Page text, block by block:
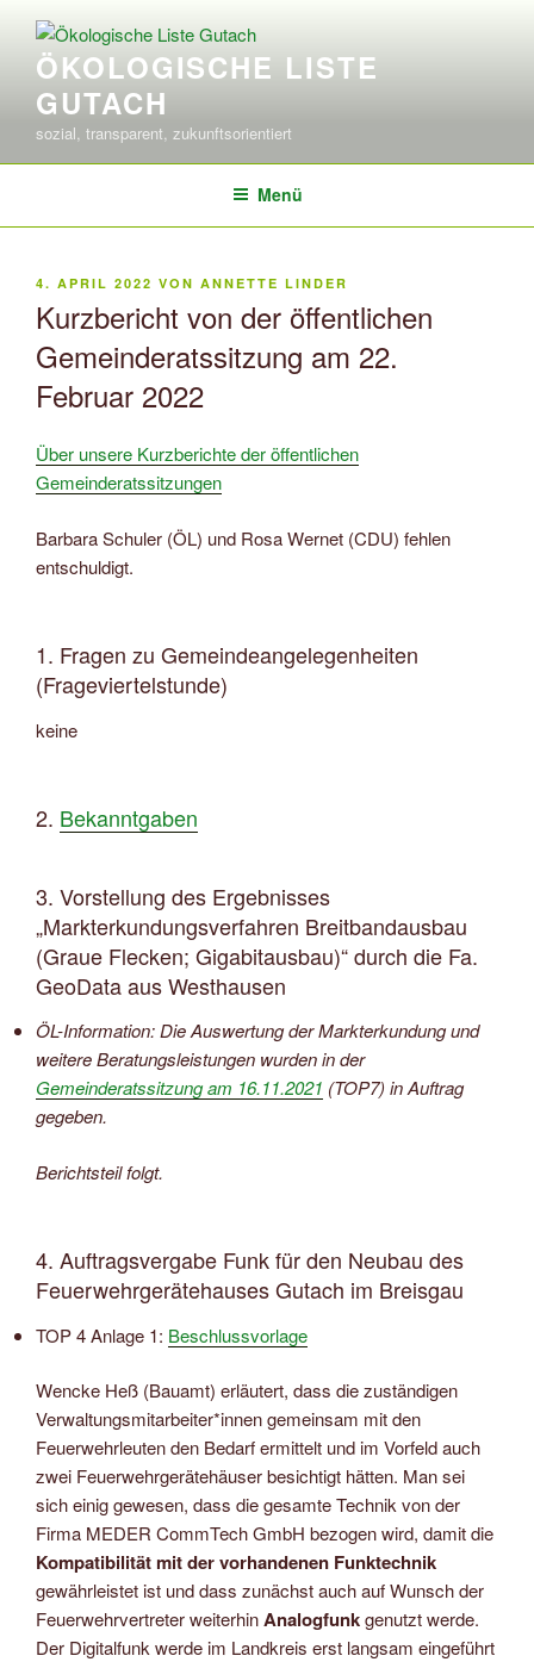
Inhalt
springenÖKOLOGISCHE LISTE
GUTACH
sozial, transparent, zukunftsorientiert
Menü
VERÖFFENTLICHT
4. APRIL 2022 VON ANNETTE LINDER
Kurzbericht von der öffentlichen
Gemeinderatssitzung am 22.
Februar 2022
Über unsere Kurzberichte der öffentlichen
Gemeinderatssitzungen
Barbara Schuler (ÖL) und Rosa Wernet (CDU) fehlen
entschuldigt.
1. Fragen zu Gemeindeangelegenheiten
(Frageviertelstunde)
keine
2. Bekanntgaben
3. Vorstellung des Ergebnisses
„Markterkundungsverfahren Breitbandausbau
(Graue Flecken; Gigabitausbau)“ durch die Fa.
GeoData aus Westhausen
ÖL-Information: Die Auswertung der Markterkundung und
weitere Beratungsleistungen wurden in der
Gemeinderatssitzung am 16.11.2021 (TOP7) in Auftrag
gegeben.
Berichtsteil folgt.
4. Auftragsvergabe Funk für den Neubau des
Feuerwehrgerätehauses Gutach im Breisgau
TOP 4 Anlage 1: Beschlussvorlage
Wencke Heß (Bauamt) erläutert, dass die zuständigen
Verwaltungsmitarbeiter*innen gemeinsam mit den
Feuerwehrleuten den Bedarf ermittelt und im Vorfeld auch
zwei Feuerwehrgerätehäuser besichtigt hätten. Man sei
sich einig gewesen, dass die gesamte Technik von der
Firma MEDER CommTech GmbH bezogen wird, damit die
Kompatibilitätmit der vorhandenen Funktechnik
gewährleistet ist und dass zunächst auch auf Wunsch der
Feuerwehrvertreter weiterhinAnalogfunkgenutzt werde.
Der Digitalfunk werde im Landkreis erst langsam eingeführt